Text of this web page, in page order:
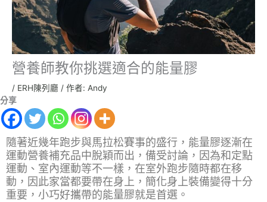
營養師教你挑選適合的能量膠
/ ERH陳列廳 / 作者: Andy
分享
隨著近幾年跑步與馬拉松賽事的盛行，能量膠逐漸在
運動營養補充品中脫穎而出，備受討論，因為和定點
運動、室內運動等不一樣，在室外跑步隨時都在移
動，因此家當都要帶在身上，簡化身上裝備變得十分
重要，小巧好攜帶的能量膠就是首選。